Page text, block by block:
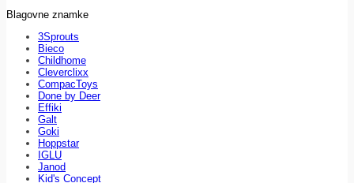
Blagovne znamke
3Sprouts
Bieco
Childhome
Cleverclixx
CompacToys
Done by Deer
Effiki
Galt
Goki
Hoppstar
IGLU
Janod
Kid's Concept